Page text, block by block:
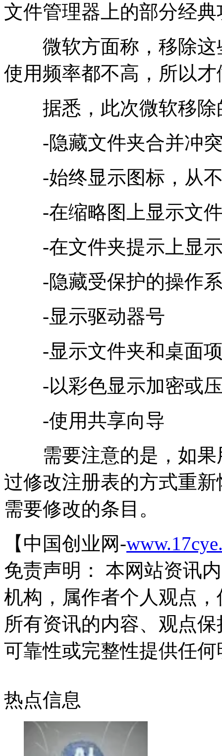
文件管理器上的部分经典
微软方面称，移除这
使用频率都不高，所以
据悉，此次微软移除
-隐藏文件夹合并冲
-始终显示图标，从不
-在缩略图上显示文
-在文件夹提示上显示
-隐藏受保护的操作系
-显示驱动器号
-显示文件夹和桌面项
-以彩色显示加密或压
-使用共享向导
需要注意的是，如果
过修改注册表的方式重
需要修改的条目。
【中国创业网-
免责声明： 本网站资讯
机构，属作者个人观点
所有资讯的内容、观点
可靠性或完整性提供任
热点信息